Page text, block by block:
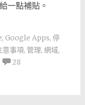
一點補貼。
, Google Apps, 停
意事項, 管理, 網域,
28